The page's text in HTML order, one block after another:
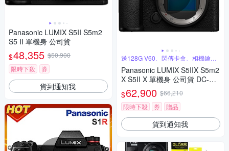
Panasonic LUMIX S5II S5m2
S5 II 單機身 公司貨
$48,355 $50,900
限時下殺
券
貨到通知我
送128G V60、閃傳卡盒、相機鑰匙
圈
Panasonic LUMIX S5IIX S5m2
X S5II X 單機身 公司貨 DC-S5
M2X
$62,900 $66,210
限時下殺
券 贈品
貨到通知我